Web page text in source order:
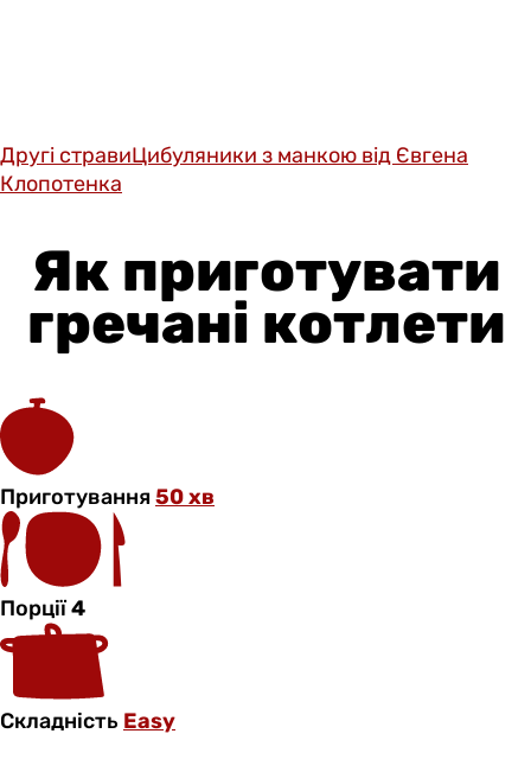
Другі стравиЦибуляники з манкою від Євгена
Клопотенка
Як приготувати
гречані котлети
Приготування50 хв
Порції4
Складність Easy